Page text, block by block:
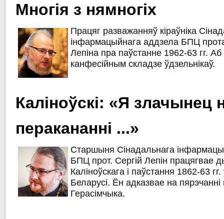
Многія з нямногіх
Працяг разважанняў кіраўніка
інфармацыйнага аддзела БПЦ
Лепіна пра паўстанне 1962-63 гг.
канфесійным складзе ўдзельнікаў.
Каліноўскі: «Я злачынец
перакананні ...»
Старшыня Сінадальнага
БПЦ прот. Сергій Лепін працягвае
Каліноўскага і паўстання 1862-63 гг.
Беларусі. Ён адказвае на пярэчанні
Герасімчыка.